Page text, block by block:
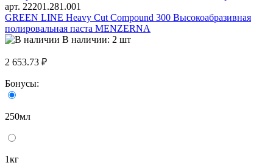
арт. 22201.281.001
GREEN LINE Heavy Cut Compound 300 Высокоабразивная
полировальная паста MENZERNA
В наличии: 2 шт
2 653.73 ₽
Бонусы:
250мл
1кг